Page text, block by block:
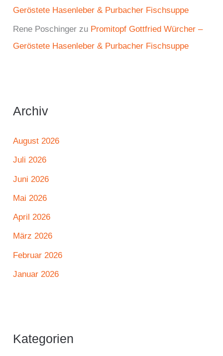
Geröstete Hasenleber & Purbacher Fischsuppe
Rene Poschinger zu Promitopf Gottfried Würcher –
Geröstete Hasenleber & Purbacher Fischsuppe
Archiv
August 2026
Juli 2026
Juni 2026
Mai 2026
April 2026
März 2026
Februar 2026
Januar 2026
Kategorien